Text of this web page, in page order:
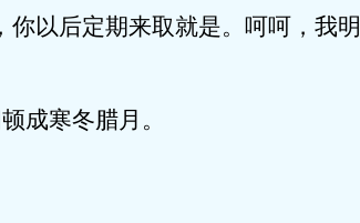
以后定期来取就是。呵呵，我
成寒冬腊月。